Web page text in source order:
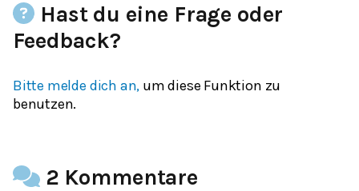
Hast du eine Frage oder
Feedback?
Bitte melde dich an, um diese Funktion zu
benutzen.
2 Kommentare